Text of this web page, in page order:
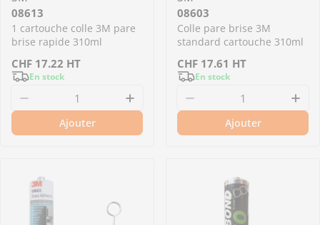
08613
1 cartouche colle 3M pare
brise rapide 310ml
Prix
régulier
CHF 17.22 HT
En stock
Diminuer la quantité pour 08613 - 1
Augmenter la quantité pour
Ajouter
08603
Colle pare brise 3M
standard cartouche 310ml
Prix
régulier
CHF 17.61 HT
En stock
Diminuer la
Ajouter